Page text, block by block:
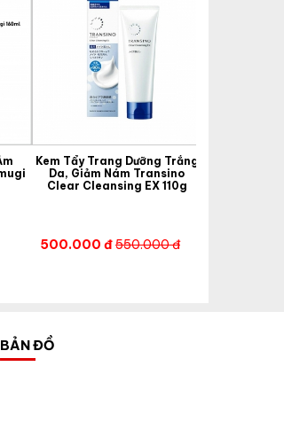
Kem Tẩy Trang Dưỡng Trắng
Da, Giảm Nám Transino
Clear Cleansing EX 110g
500.000 đ550.000 đ
BẢN ĐỒ